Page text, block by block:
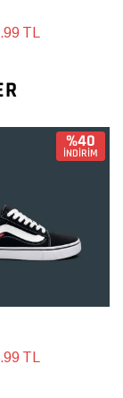
TL
%40
İNDİRİM
TL